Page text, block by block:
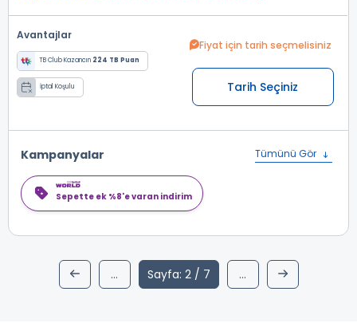
Avantajlar
TB Club Kazancın 224 TB Puan
İptal Koşulu
Fiyat için tarih seçmelisiniz
Tarih Seçiniz
Kampanyalar Tümünü Gör
Sepette ek %8'e varan indirim
... Sayfa: 2 / 7 ...